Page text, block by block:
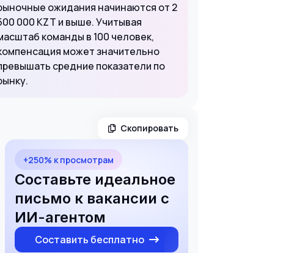
ожидания начинаются от 2
000 KZT и выше. Учитывая
команды в 100 человек,
может значительно
средние показатели по
Скопировать
+250% к просмотрам
Составьте идеальное
письмо к вакансии с
ИИ-агентом
Составить бесплатно